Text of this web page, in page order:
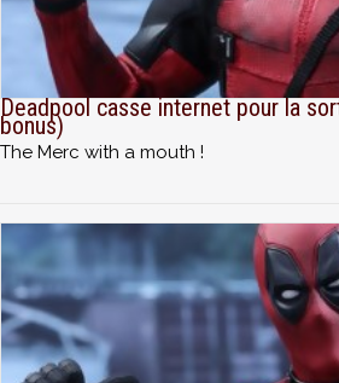
Deadpool casse internet pour la
bonus)
The Merc with a mouth !